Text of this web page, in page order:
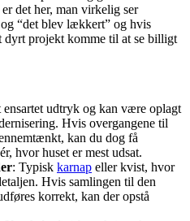
det her, man virkelig ser
“det blev lækkert” og hvis
dyrt projekt komme til at se billigt
ensartet udtryk og kan være oplagt
Hvis overgangene til
kan du dog få
hvor huset er mest udsat.
: Typisk karnap eller kvist, hvor
Hvis samlingen til den
korrekt, kan der opstå